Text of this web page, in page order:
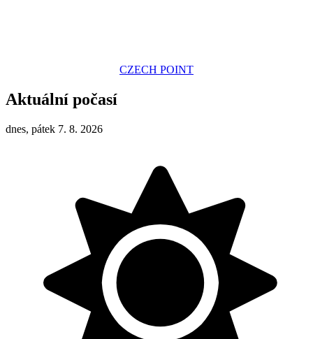
CZECH POINT
Aktuální počasí
dnes, pátek 7. 8. 2026